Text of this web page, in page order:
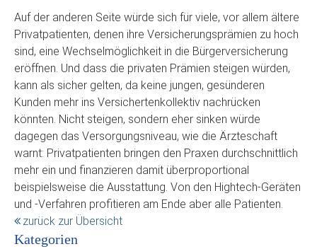
Auf der anderen Seite würde sich für viele, vor allem ältere
Privatpatienten, denen ihre Versicherungsprämien zu hoch
sind, eine Wechselmöglichkeit in die Bürgerversicherung
eröffnen. Und dass die privaten Prämien steigen würden,
kann als sicher gelten, da keine jungen, gesünderen
Kunden mehr ins Versichertenkollektiv nachrücken
könnten. Nicht steigen, sondern eher sinken würde
dagegen das Versorgungsniveau, wie die Ärzteschaft
warnt: Privatpatienten bringen den Praxen durchschnittlich
mehr ein und finanzieren damit überproportional
beispielsweise die Ausstattung. Von den Hightech-Geräten
und -Verfahren profitieren am Ende aber alle Patienten.
zurück zur Übersicht
Kategorien